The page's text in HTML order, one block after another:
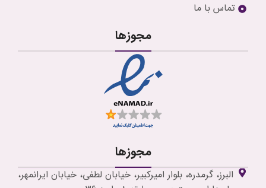
تماس با ما
مجوزها
مجوزها
البرز، گرمدره، بلوار امیرکبیر، خیابان لطفی، خیابان ایرانمهر،